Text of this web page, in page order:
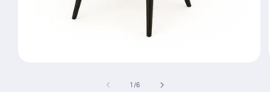
1 /din
6